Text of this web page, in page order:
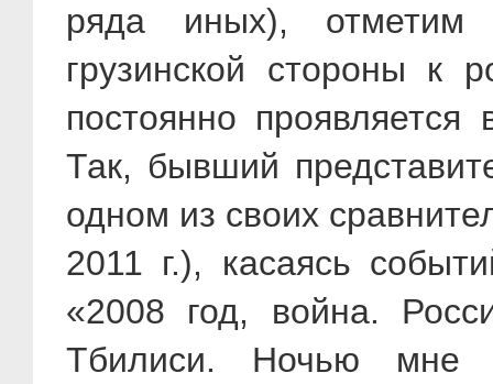
ряда иных), отметим
грузинской стороны к
постоянно
Так, бывший
одном из своих
2011 г.), касаясь
«2008 год, война.
Тбилиси. Ночью мне